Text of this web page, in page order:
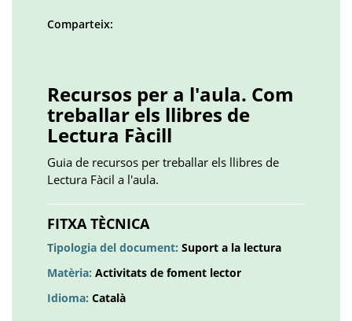
Comparteix:
Recursos per a l'aula. Com
treballar els llibres de
Lectura Fàcill
Guia de recursos per treballar els llibres de
Lectura Fàcil a l'aula.
FITXA TÈCNICA
Tipologia del document: Suport a la lectura
Matèria: Activitats de foment lector
Idioma: Català